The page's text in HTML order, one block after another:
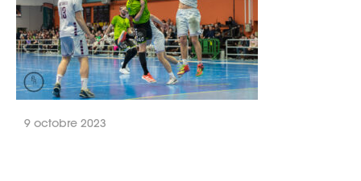
9 octobre 2023